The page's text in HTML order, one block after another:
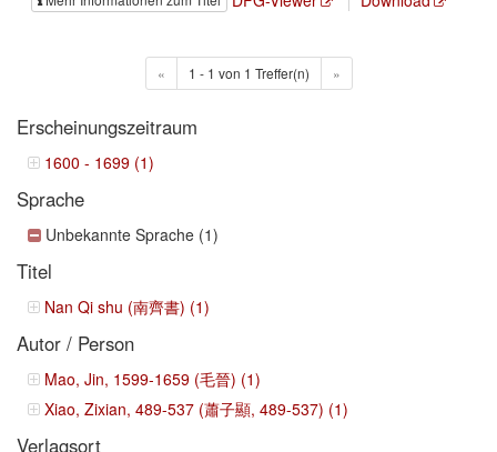
« 1 - 1 von 1 Treffer(n) »
Erscheinungszeitraum
1600 - 1699 (1)
Sprache
Unbekannte Sprache (1)
Titel
Nan Qi shu (南齊書) (1)
Autor / Person
Mao, Jin, 1599-1659 (毛晉) (1)
Xiao, Zixian, 489-537 (蕭子顯, 489-537) (1)
Verlagsort